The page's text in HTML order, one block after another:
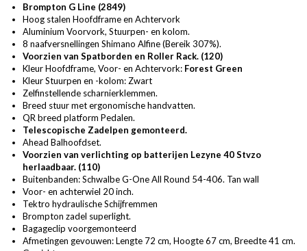
Brompton G Line (2849)
Hoog stalen Hoofdframe en Achtervork
Aluminium Voorvork, Stuurpen- en kolom.
8 naafversnellingen Shimano Alfine (Bereik 307%).
Voorzien van Spatborden en Roller Rack. (120)
Kleur Hoofdframe, Voor- en Achtervork: Forest Green
Kleur Stuurpen en -kolom: Zwart
Zelfinstellende scharnierklemmen.
Breed stuur met ergonomische handvatten.
QR breed platform Pedalen.
Telescopische Zadelpen gemonteerd.
Ahead Balhoofdset.
Voorzien van verlichting op batterijen Lezyne 40 Stvzo
herlaadbaar. (110)
Buitenbanden: Schwalbe G-One All Round 54-406. Tan wall
Voor- en achterwiel 20 inch.
Tektro hydraulische Schijfremmen
Brompton zadel superlight.
Bagageclip voorgemonteerd
Afmetingen gevouwen: Lengte 72 cm, Hoogte 67 cm, Breedte 41 cm.